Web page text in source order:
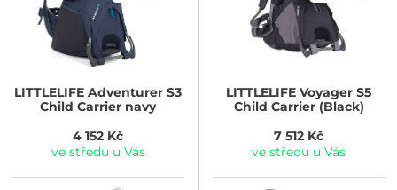
LITTLELIFE Adventurer S3
Child Carrier navy
4 152 Kč
ve středu u Vás
LITTLELIFE Voyager S5
Child Carrier (Black)
7 512 Kč
ve středu u Vás